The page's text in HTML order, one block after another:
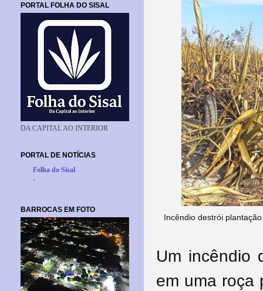
Incêndio destrói
Um incêndio
em uma roça
PORTAL FOLHA DO SISAL
DA CAPITAL AO INTERIOR
PORTAL DE NOTÍCIAS
Folha do Sisal
-
BARROCAS EM FOTO